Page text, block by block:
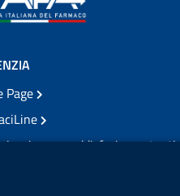
Page
e soddisfazione utenti